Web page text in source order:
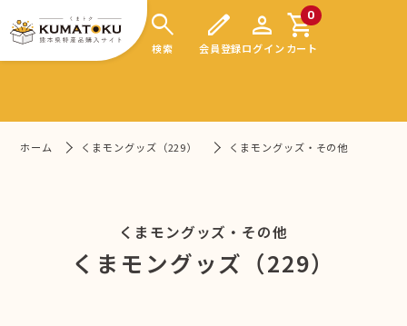
search
検索
edit
会員登録
person
ログイン
0
shopping_cart
カート
ホーム くまモングッズ（229） くまモングッズ・その他
くまモングッズ・その他
くまモングッズ（229）